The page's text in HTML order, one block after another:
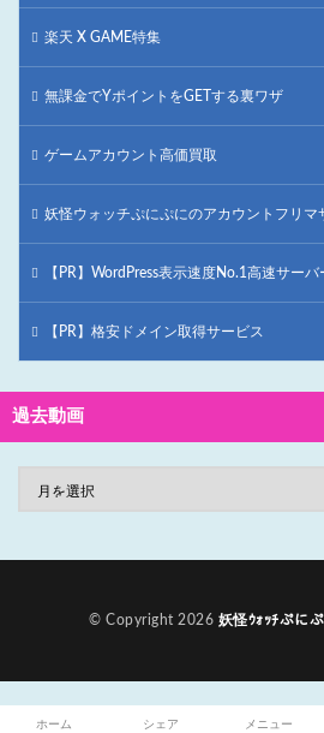
楽天 X GAME特集
無課金でYポイントをGETする裏ワザ
ゲームアカウント高価買取
妖怪ウォッチぷにぷにのアカウントフリマ
【PR】WordPress表示速度No.1高速サーバ
【PR】格安ドメイン取得サービス
過去動画
© Copyright 2026 妖怪ｳｫｯﾁぷに
ホーム シェア メニュー